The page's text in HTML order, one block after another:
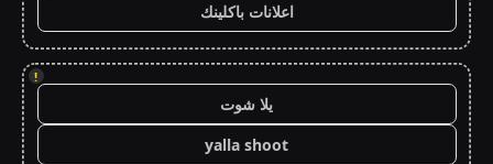
اعلانات باكلينك
!
يلا شوت
yalla shoot